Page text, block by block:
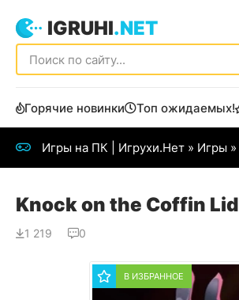
IGRUHI.NET
Горячие новинки Топ ожидаемых!
Игры на ПК | Игрухи.Нет » Игры »
Knock on the Coffin Lid
1 219 0
В ИЗБРАННОЕ